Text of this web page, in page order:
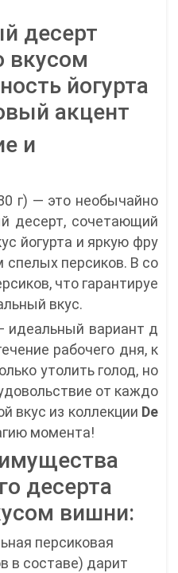
десерт
вкусом
йогурта
акцент
и
г) — это необычайно
десерт, сочетающий
йогурта и яркую фру
спелых персиков. В со
что гарантируе
вкус.
идеальный вариант д
рабочего дня, к
утолить голод, но
от каждо
вкус из коллекции De
момента!
десерта
вишни:
персиковая
в составе) дарит